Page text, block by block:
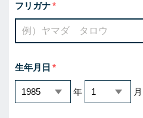
フリガナ
生年月日
年 月